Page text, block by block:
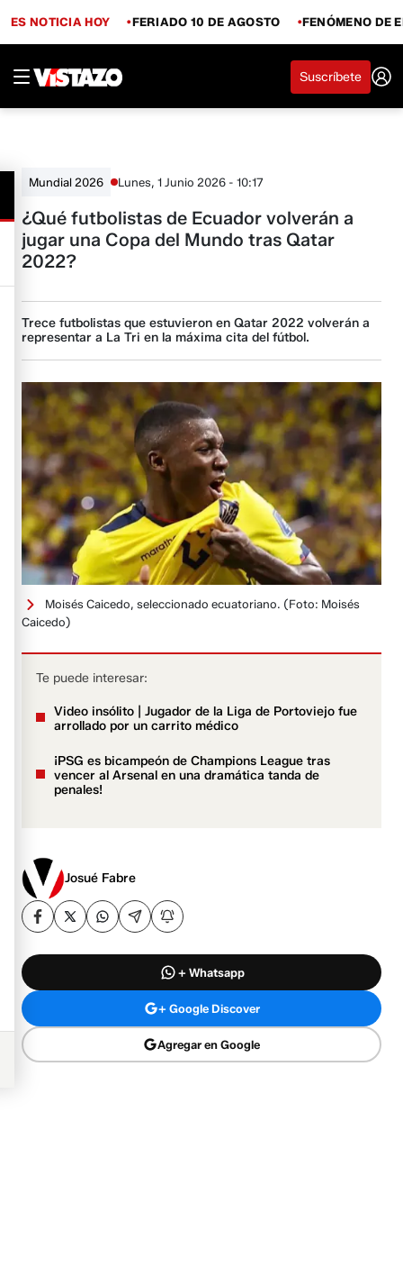
ES NOTICIA HOY FERIADO 10 DE AGOSTO FENÓMENO DE
Suscríbete
Mundial 2026 Lunes, 1 Junio 2026 - 10:17
¿Qué futbolistas de Ecuador volverán a
jugar una Copa del Mundo tras Qatar
2022?
Trece futbolistas que estuvieron en Qatar 2022 volverán a
representar a La Tri en la máxima cita del fútbol.
Moisés Caicedo, seleccionado ecuatoriano. (Foto: Moisés
Caicedo)
Te puede interesar:
Video insólito | Jugador de la Liga de Portoviejo fue
arrollado por un carrito médico
¡PSG es bicampeón de Champions League tras
vencer al Arsenal en una dramática tanda de
penales!
Josué Fabre
+ Whatsapp
+ Google Discover
Agregar en Google